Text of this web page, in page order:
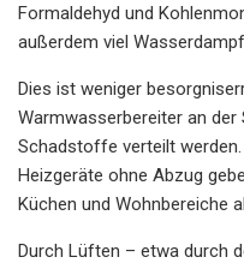
Formaldehyd und
außerdem viel
Dies ist weniger
Warmwasserbereiter an der
Schadstoffe verteilt
Heizgeräte ohne Abzug
Küchen und Wohnbereiche
Durch Lüften – etwa durch